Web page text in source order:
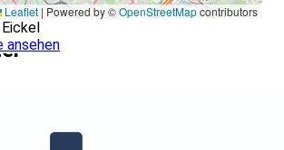
Leaflet | Powered by ©OpenStreetMapcontributors
ansehen